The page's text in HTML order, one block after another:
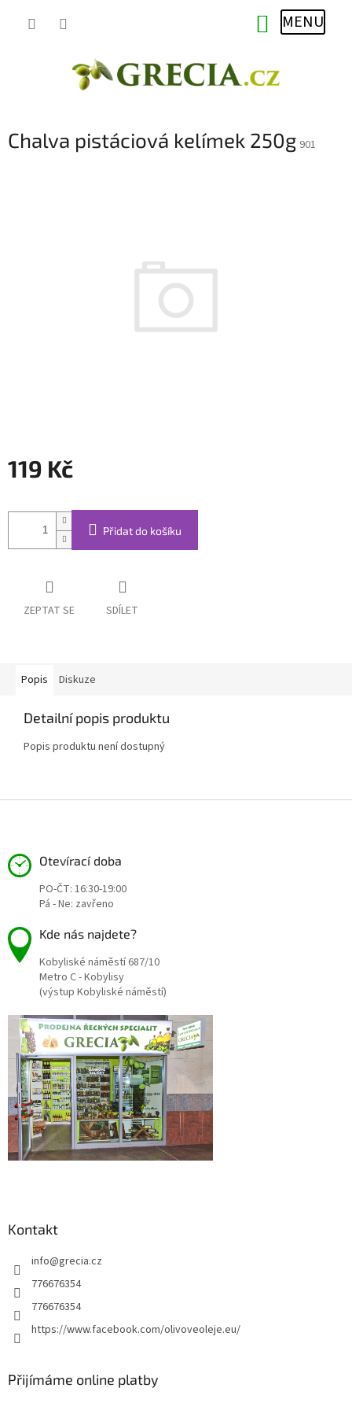
NÁKUPNÍ
KOŠÍK
Chalva pistáciová kelímek 250g 901
119 Kč
cena:
Přidat do košíku
ZEPTAT SE SDÍLET
Popis Diskuze
Detailní popis produktu
Popis produktu není dostupný
Otevírací doba
PO-ČT: 16:30-19:00
Pá - Ne: zavřeno
Kde nás najdete?
Kobyliské náměstí 687/10
Metro C - Kobylisy
(výstup Kobyliské náměstí)
Kontakt
info@grecia.cz
776676354
776676354
https://www.facebook.com/olivoveoleje.eu/
Přijímáme online platby